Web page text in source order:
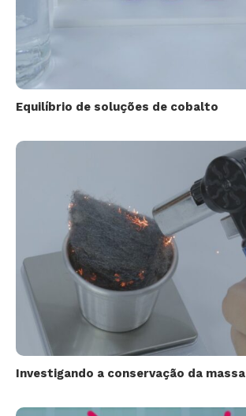
Equilíbrio de soluções de cobalto
Investigando a conservação da massa